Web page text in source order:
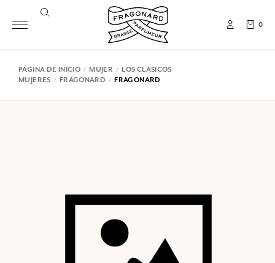
0
PÁGINA DE INICIO MUJER
LOS CLASICOS
MUJERES
FRAGONARD FRAGONARD